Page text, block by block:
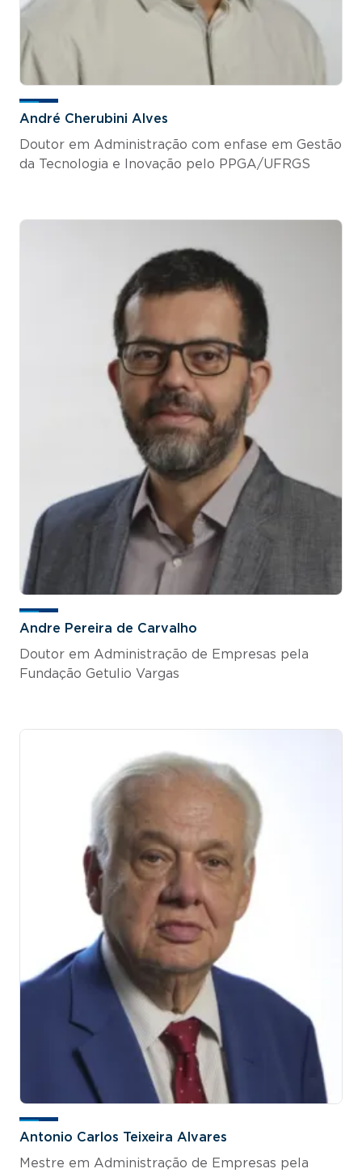
André Cherubini Alves
Doutor em Administração com enfase em Gestão
da Tecnologia e Inovação pelo PPGA/UFRGS
Andre Pereira de Carvalho
Doutor em Administração de Empresas pela
Fundação Getulio Vargas
Antonio Carlos Teixeira Alvares
Mestre em Administração de Empresas pela